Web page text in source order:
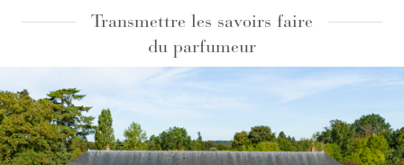
Transmettre les savoirs faire
du parfumeur